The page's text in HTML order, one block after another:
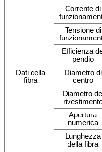
Corrente di
Tensione di
Efficienza
pendio
Dati della
fibra
Diametro di
centro
Diametro
rivestimento
Apertura
numerica
Lunghezza
della fibra